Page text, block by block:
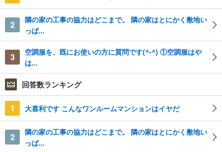
2
隣の家の工事の協力はどこまで。 隣の家はとにかく敷地い
っぱ...
3
空調服を、既にお使いの方に質問です(^-^) ①空調服はや
は...
回答数ランキング
1 大喜利です こんなワンルームマンションはイヤだ
2
隣の家の工事の協力はどこまで。 隣の家はとにかく敷地い
っぱ...